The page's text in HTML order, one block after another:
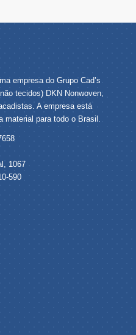
empresa do Grupo Cad’s
tecidos) DKN Nonwoven,
A empresa está
material para todo o Brasil.
1067
590